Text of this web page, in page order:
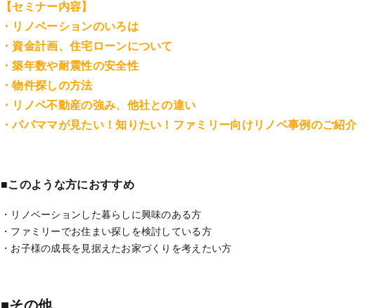
【セミナー内容】
・リノベーションのいろは
・資金計画、住宅ローンについて
・築年数や耐震性の安全性
・物件探しの方法
・リノベ不動産の強み、他社との違い
・パパママが見たい！知りたい！ファミリー向けリノベ事例のご紹介
■このような方におすすめ
・リノベーションした暮らしに興味のある方
・ファミリーでお住まい探しを検討している方
・お子様の成長を見据えたお家づくりを考えたい方